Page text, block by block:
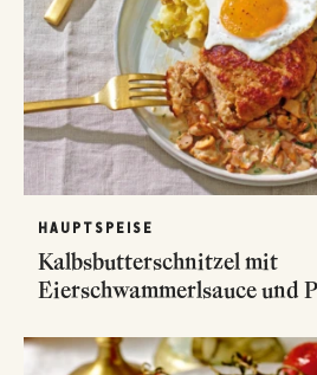
HAUPTSPEISE
Kalbsbutterschnitzel mit
Eierschwammerlsauce und